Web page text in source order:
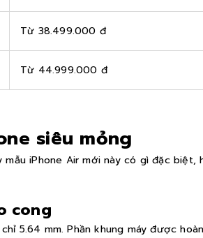
Từ 38.499.000 đ
Từ 44.999.000 đ
siêu mỏng
iPhone Air mới này có gì đặc biệt,
cong
5.64 mm. Phần khung máy được